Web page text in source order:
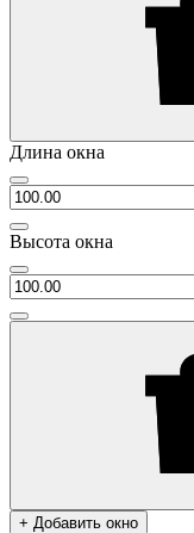
Длина окна
Высота окна
+ Добавить окно